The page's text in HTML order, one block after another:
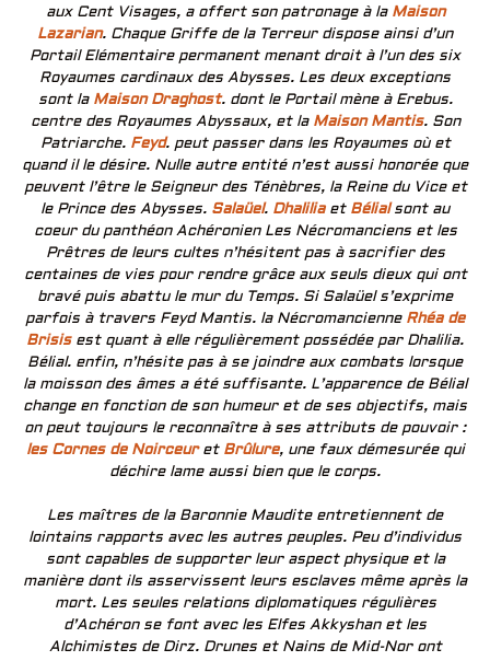
aux Cent Visages, a offert son patronage à la Maison
Lazarian. Chaque Griffe de la Terreur dispose ainsi d’un
Portail Elémentaire permanent menant droit à l’un des six
Royaumes cardinaux des Abysses. Les deux exceptions
sont la Maison Draghost. dont le Portail mène à Erebus.
centre des Royaumes Abyssaux, et la Maison Mantis. Son
Patriarche. Feyd. peut passer dans les Royaumes où et
quand il le désire. Nulle autre entité n’est aussi honorée que
peuvent l’être le Seigneur des Ténèbres, la Reine du Vice et
le Prince des Abysses. Salaüel. Dhaliliaet Bélialsont au
coeur du panthéon Achéronien Les Nécromanciens et les
Prêtres de leurs cultes n’hésitent pas à sacrifier des
centaines de vies pour rendre grâce aux seuls dieux qui ont
bravé puis abattu le mur du Temps. Si Salaüel s’exprime
parfois à travers Feyd Mantis. la Nécromancienne Rhéa de
Brisisest quant à elle régulièrement possédée par Dhalilia.
Bélial. enfin, n’hésite pas à se joindre aux combats lorsque
la moisson des âmes a été suffisante. L’apparence de Bélial
change en fonction de son humeur et de ses objectifs, mais
on peut toujours le reconnaître à ses attributs de pouvoir :
les Cornes de Noirceuret Brûlure, une faux démesurée qui
déchire lame aussi bien que le corps.
Les maîtres de la Baronnie Maudite entretiennent de
lointains rapports avec les autres peuples. Peu d’individus
sont capables de supporter leur aspect physique et la
manière dont ils asservissent leurs esclaves même après la
mort. Les seules relations diplomatiques régulières
d’Achéron se font avec les Elfes Akkyshan et les
Alchimistes de Dirz. Drunes et Nains de Mid-Nor ont